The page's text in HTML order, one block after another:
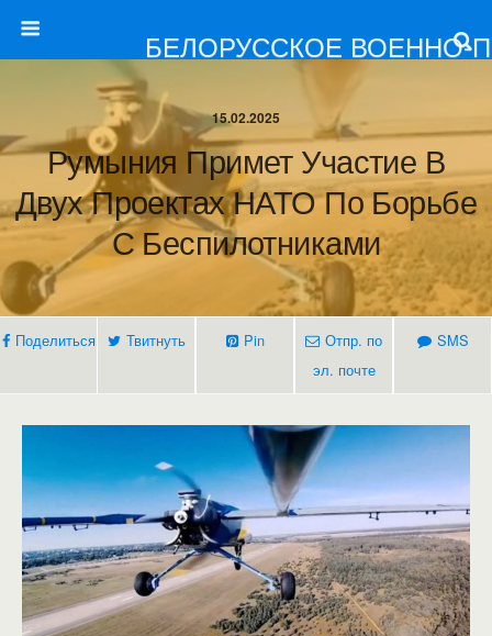
БЕЛОРУССКОЕ ВОЕННО-
15.02.2025
Румыния Примет Участие В
Двух Проектах НАТО По Борьбе
С Беспилотниками
Поделиться Твитнуть Pin
Отпр. по
эл. почте
SMS